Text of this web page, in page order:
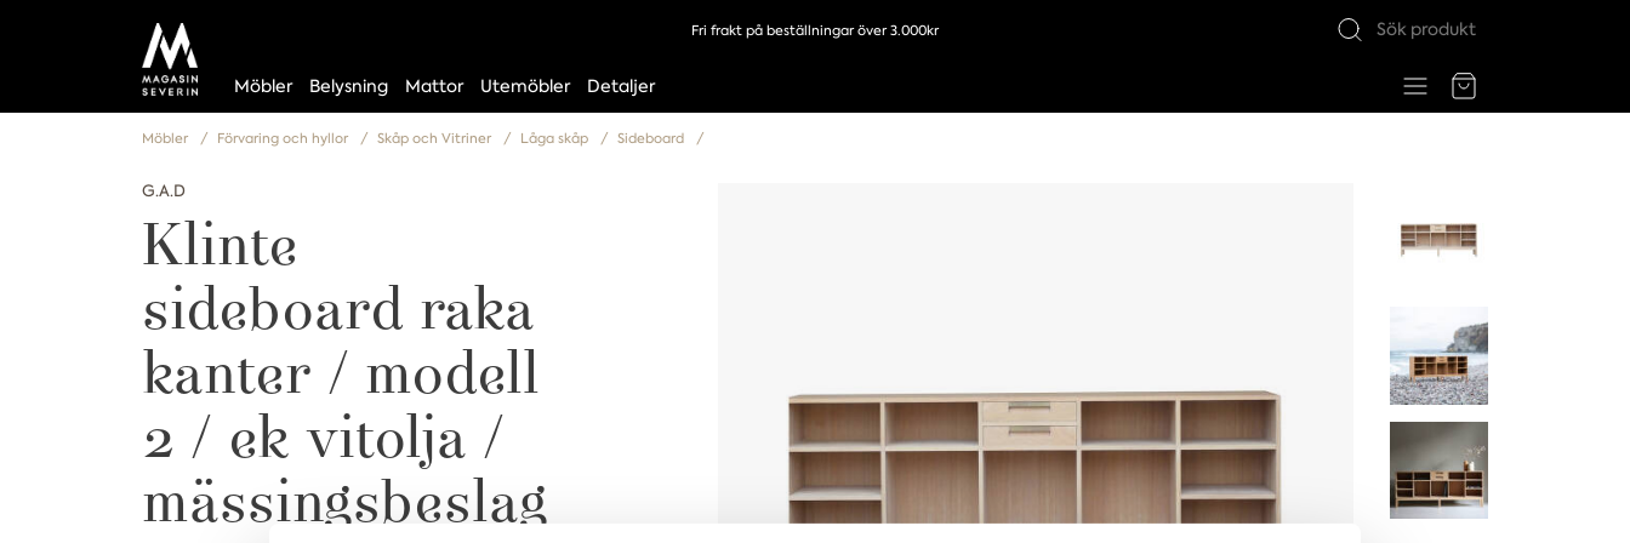
Fri frakt på beställningar över 3.000kr
Möbler Belysning Mattor Utemöbler Detaljer
Möbler Förvaring och hyllor Skåp och Vitriner Låga skåp Sideboard
G.A.D
Klinte
sideboard raka
kanter / modell
2 / ek vitolja /
mässingsbeslag